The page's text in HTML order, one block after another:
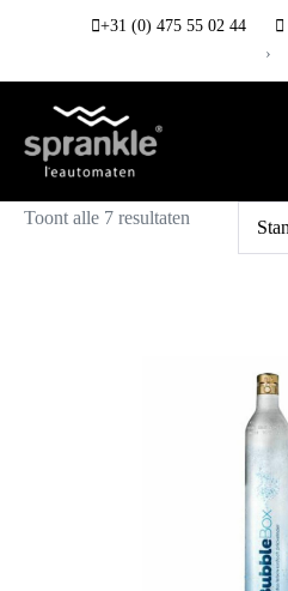
+31 (0) 475 55 02 44
›
Toont alle 7 resultaten